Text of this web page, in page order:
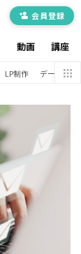
動画 講座
会員登録
LP制作 データ分析